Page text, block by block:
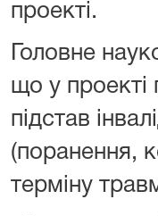
проекті.
Головне
що у проекті
підстав
(поранення,
терміну